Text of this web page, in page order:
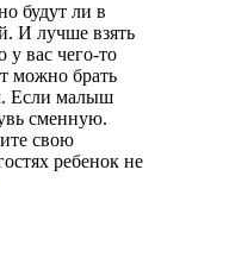
будут ли в
И лучше взять
у вас чего-то
можно брать
Если малыш
сменную.
свою
ребенок не